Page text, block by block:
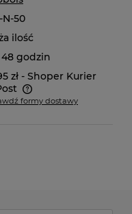
N-50
ilość
godzin
zł - Shoper Kurier
kosztów płatności
formy dostawy